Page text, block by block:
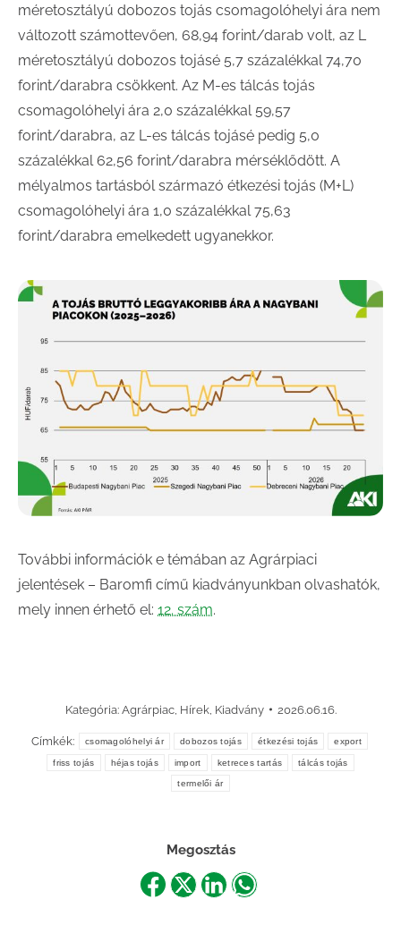
méretosztályú dobozos tojás csomagolóhelyi ára nem
változott számottevően, 68,94 forint/darab volt, az L
méretosztályú dobozos tojásé 5,7 százalékkal 74,70
forint/darabra csökkent. Az M-es tálcás tojás
csomagolóhelyi ára 2,0 százalékkal 59,57
forint/darabra, az L-es tálcás tojásé pedig 5,0
százalékkal 62,56 forint/darabra mérséklődött. A
mélyalmos tartásból származó étkezési tojás (M+L)
csomagolóhelyi ára 1,0 százalékkal 75,63
forint/darabra emelkedett ugyanekkor.
További információk e témában az Agrárpiaci
jelentések – Baromfi című kiadványunkban olvashatók,
mely innen érhető el: 12. szám.
Kategória: Agrárpiac, Hírek, Kiadvány 2026.06.16.
Címkék: csomagolóhelyi ár dobozos tojás étkezési tojás export
friss tojás héjas tojás import ketreces tartás tálcás tojás
termelői ár
Megosztás
ShareShareShareShare